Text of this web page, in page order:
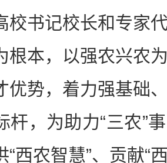
校书记校长和专家
根本，以强农兴农
优势，着力强基础
杆，为助力“三农”
“西农智慧”、贡献“